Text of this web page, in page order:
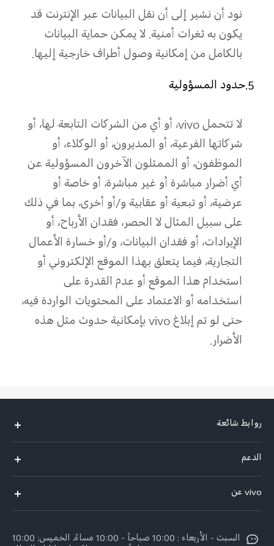
نود أن نشير إلى أن نقل البيانات عبر الإنترنت قد
يكون به ثغرات أمنية. لا يمكن حماية البيانات
بالكامل من إمكانية وصول أطراف خارجية إليها.
5.حدود المسؤولية
لا تتحمل vivo، أو أي من الشركات التابعة لها، أو
شركاتها الفرعية، أو المديرون، أو الوكلاء، أو
الموظفون، أو الممثلون الآخرون المسؤولية عن
أي أضرار مباشرة أو غير مباشرة، أو خاصة أو
عرضية، أو تبعية أو عقابية و/أو أخرى، بما في ذلك
على سبيل المثال لا الحصر، فقدان الأرباح، أو
الإيرادات، أو فقدان البيانات، و/أو خسارة الأعمال
التجارية، فيما يتعلق بهذا الموقع الإلكتروني أو
استخدام هذا الموقع أو عدم القدرة على
استخدامه أو الاعتماد على المحتويات الواردة فيه،
حتى لو تم إبلاغ vivo بإمكانية حدوث مثل هذه
الأضرار.
روابط شائعة
X300 (New)
X200 FE (New)
الدعم
مركز الخدمة
Funtouch OS
vivo عن
نبذة عنا
السبت - الأربعاء : 10:00 صباحاً - 10:00 مساءً، الخميس: 10:00